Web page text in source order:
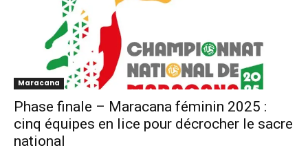
Maracana
Phase finale – Maracana féminin 2025 :
cinq équipes en lice pour décrocher le sacre
national